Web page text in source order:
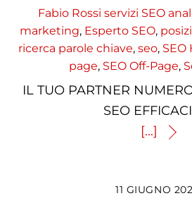
Fabio Rossi servizi SEO
marketing, Esperto SEO,
ricerca parole chiave, seo, SEO
page, SEO Off-Page,
IL TUO PARTNER
SEO
[...]
11 GIUGNO